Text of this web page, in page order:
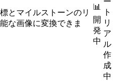
とマイルストーンのリ
な画像に変換できま
📊
開
発
中
ト
リ
ア
ル
作
成
中